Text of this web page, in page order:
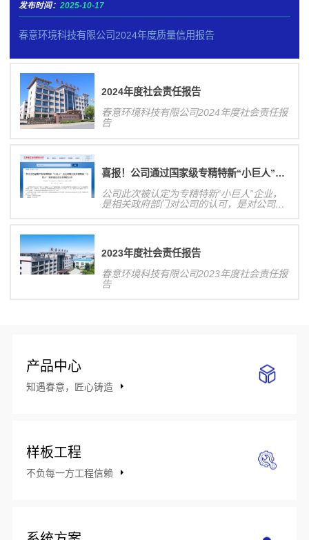
发布时间： 2025-10-17
春意环境科技有限公司2024年度质量信用报告
2024年度社会责任报告
春意环境科技有限公司2024年度社会责任报
告
喜报！公司通过国家级专精特新“小巨人”企业认定！
公司此次被认定为专精特新“小巨人”企业，
是相关政府部门对公司的认可，是对公司研
2023年度社会责任报告
春意环境科技有限公司2023年度社会责任报
告
产品中心
知遇春意，匠心铸造
样板工程
不负每一方工程信赖